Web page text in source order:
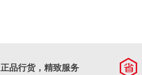
正品行货，精致服务